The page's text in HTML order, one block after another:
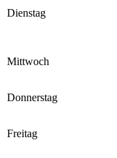
Dienstag
Mittwoch
Donnerstag
Freitag